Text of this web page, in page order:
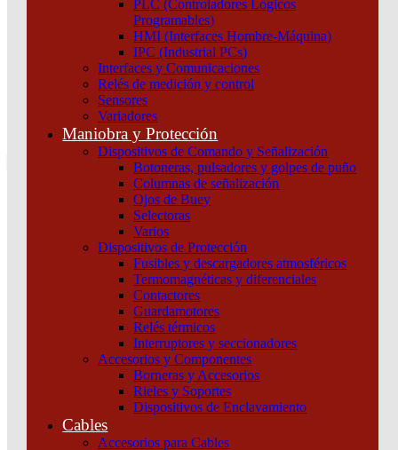
PLC (Controladores Lógicos
Programables)
HMI (Interfaces Hombre-Máquina)
IPC (Industrial PCs)
Interfaces y Comunicaciones
Relés de medición y control
Sensores
Variadores
Maniobra y Protección
Dispositivos de Comando y Señalización
Botoneras, pulsadores y golpes de puño
Columnas de señalización
Ojos de Buey
Selectoras
Varios
Dispositivos de Protección
Fusibles y descargadores atmosféricos
Termomagnéticas y diferenciales
Contactores
Guardamotores
Relés térmicos
Interruptores y seccionadores
Accesorios y Componentes
Borneras y Accesorios
Rieles y Soportes
Dispositivos de Enclavamiento
Cables
Accesorios para Cables
Atención por WhatsApp
Tu pedido
¿Que estas buscando hoy?
Atención telefónica
Atención por WhatsApp